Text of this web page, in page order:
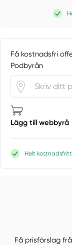
Få kostnadsfri
Podbyrån
Lägg till webbyrå
Helt kostnadsfritt
Få prisförslag